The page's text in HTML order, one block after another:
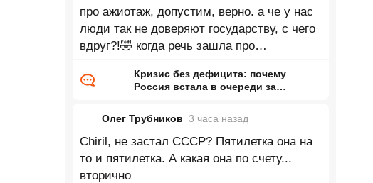
про ажиотаж, допустим, верно. а че у нас
люди так не доверяют государству, с чего
вдруг?!🤣 когда речь зашла про
Кризис без дефицита: почему
Россия встала в очереди за
Олег Трубников 3 часа назад
Chiril, не застал СССР? Пятилетка она на
то и пятилетка. А какая она по счету...
вторично